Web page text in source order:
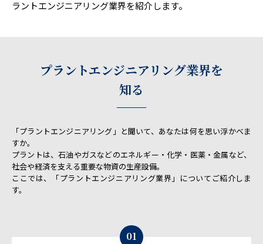
ラントエンジニアリング業界を紹介します。
プラントエンジニアリング業界を
知る
「プラントエンジニアリング」と聞いて、あなたは何を思い浮かべま
すか。
プラントは、石油やガスなどのエネルギー・化学・医薬・金属など、
社会や経済を支える重要な物資の生産設備。
ここでは、「プラントエンジニアリング業界」についてご紹介しま
す。
01